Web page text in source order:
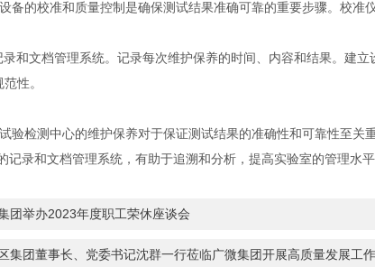
的校准和质量控制是确保测试结果准确可靠的重要步骤。校准
文档管理系统。记录每次维护保养的时间、内容和结果。建立
性。
检测中心的维护保养对于保证测试结果的准确性和可靠性至关
记录和文档管理系统，有助于追溯和分析，提高实验室的管理水平
团举办2023年度职工荣休座谈会
集团董事长、党委书记沈群一行莅临广微集团开展高质量发展工